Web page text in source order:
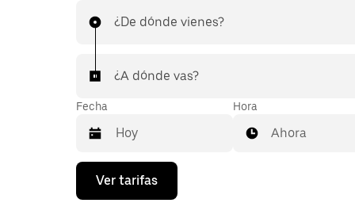
¿De dónde vienes?
¿A dónde vas?
Fecha
Presiona
flecha
Hora
Ahora
Ver tarifas